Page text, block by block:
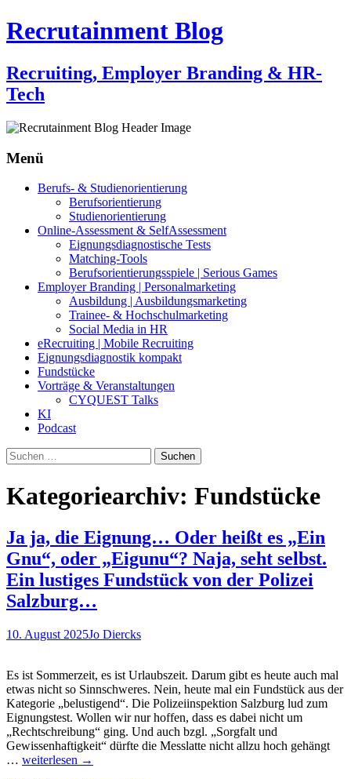
Recrutainment Blog
Recruiting, Employer Branding & HR-
Tech
Menü
Zum
Berufs- & Studienorientierung
Berufsorientierung
Studienorientierung
Online-Assessment & SelfAssessment
Eignungsdiagnostische Tests
Matching-Tools
Berufsorientierungsspiele | Serious Games
Employer Branding | Personalmarketing
Ausbildung | Ausbildungsmarketing
Trainee- & Hochschulmarketing
Social Media in HR
eRecruiting | Mobile Recruiting
Eignungsdiagnostik kompakt
Fundstücke
Vorträge & Veranstaltungen
CYQUEST Talks
KI
Podcast
Suchen
nach:
Kategoriearchiv: Fundstücke
Ja ja, die Eignung… Oder heißt es „Ein
Gnu“, oder „Eigunu“? Naja, seht selbst.
Ein lustiges Fundstück von der Polizei
Salzburg…
10. August 2025Jo Diercks
Es ist Sommerzeit, es ist Urlaubszeit. Darum gibt es heute auch mal
etwas nicht so Sinnschweres. Nein, heute mal ein Fundstück aus der
Kategorie „belustigend“. Die Polizeiinspektion Salzburg lud zum
Eignungstest. Wollen wir nur hoffen, dass es dabei nicht um
„Rechtschreibung“ ging. Und auch bzgl. „Sorgfalt und
Gewissenhaftigkeit“ dürfte die Messlatte nicht allzu hoch gehängt
… Ja
weiterlesen →